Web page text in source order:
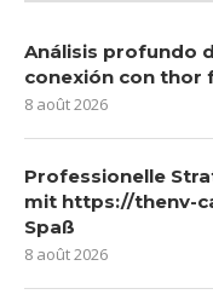
Análisis profundo
conexión con thor
8 août 2026
Professionelle
mit https://thenv-
Spaß
8 août 2026